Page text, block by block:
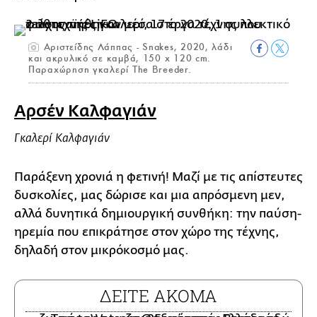
Αριστείδης Λάππας - Snakes, 2020, λάδι
και ακρυλικό σε καμβά, 150 x 120 cm.
Παραχώρηση γκαλερί The Breeder.
Αρσέν Καλφαγιάν
Γκαλερί Καλφαγιάν
Παράξενη χρονιά η φετινή! Μαζί με τις απίστευτες
δυσκολίες, μας δώρισε και μια απρόσμενη μεν,
αλλά δυνητικά δημιουργική συνθήκη: την παύση-
ηρεμία που επικράτησε στον χώρο της τέχνης,
δηλαδή στον μικρόκοσμό μας.
ΔΕΙΤΕ ΑΚΟΜΑ